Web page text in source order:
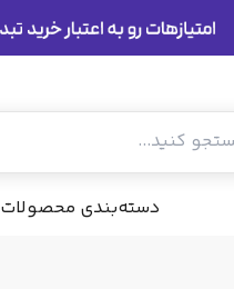
دسته‌بندی محصولات